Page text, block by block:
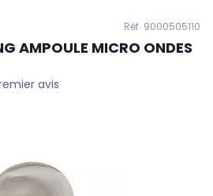
Réf. 9000505110
AMPOULE MICRO ONDES
avis